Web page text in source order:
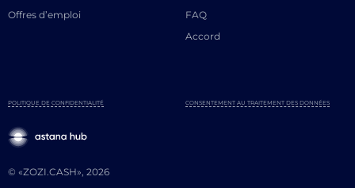
Offres d’emploi
FAQ
Accord
© «ZOZI.CASH», 2026
POLITIQUE DE CONFIDENTIALITÉ CONSENTEMENT AU TRAITEMENT DES DONNÉES